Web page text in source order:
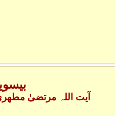
- آیت اللہ مرتضیٰ